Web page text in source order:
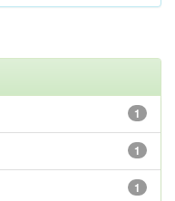
1
1
1